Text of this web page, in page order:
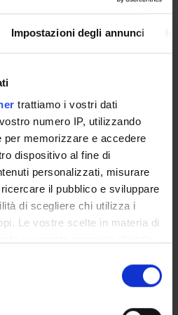
Impostazioni degli annunci
trattiamo i vostri dati
numero IP, utilizzando
memorizzare e accedere
dispositivo al fine di
personalizzati, misurare
il pubblico e sviluppare
di scegliere chi utilizza i
Le vostre scelte in materia di
consenso in qualsiasi
sui cookie o facendo clic